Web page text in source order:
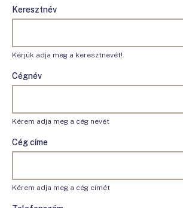
Keresztnév
Kérjük adja meg a keresztnevét!
Cégnév
Kérem adja meg a cég nevét
Cég címe
Kérem adja meg a cég címét